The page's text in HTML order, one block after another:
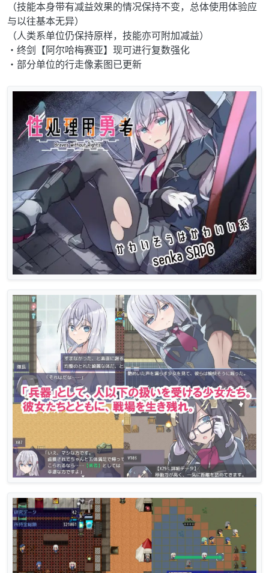
（技能本身带有减益效果的情况保持不变，总体使用体验应
与以往基本无异）
（人类系单位仍保持原样，技能亦可附加减益）
・终剑【阿尔哈梅赛亚】现可进行复数强化
・部分单位的行走像素图已更新